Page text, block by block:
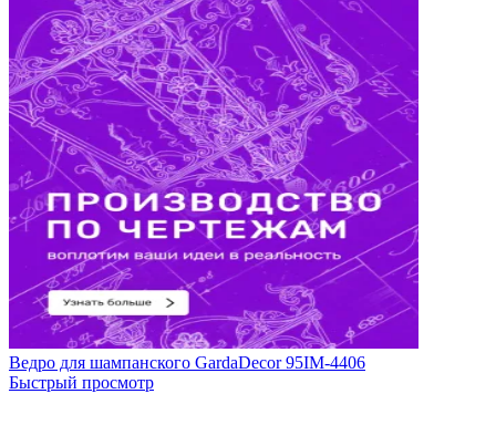
Ведро для шампанского GardaDecor 95IM-4406
Быстрый просмотр